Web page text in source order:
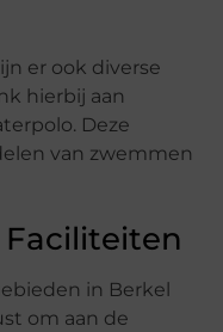
er ook diverse
hierbij aan
Deze
van zwemmen
in Berkel
om aan de